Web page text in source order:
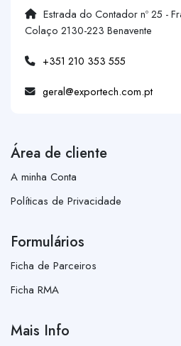
Estrada do Contador nº 25 -
Colaço 2130-223 Benavente
+351 210 353 555
geral@exportech.com.pt
Área de cliente
A minha Conta
Políticas de Privacidade
Formulários
Ficha de Parceiros
Ficha RMA
Mais Info